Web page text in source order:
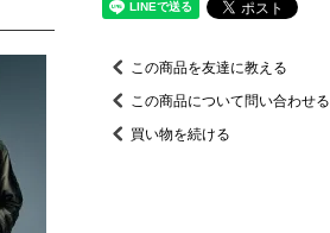
この商品を友達に教える
この商品について問い合わせる
買い物を続ける